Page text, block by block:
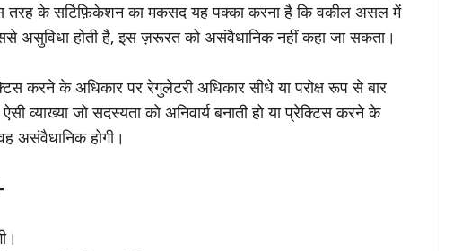
तरह के सर्टिफ़िकेशन का मकसद यह पक्का करना है कि वकील असल में
असुविधा होती है, इस ज़रूरत को असंवैधानिक नहीं कहा जा सकता।
करने के अधिकार पर रेगुलेटरी अधिकार सीधे या परोक्ष रूप से बार
व्याख्या जो सदस्यता को अनिवार्य बनाती हो या प्रेक्टिस करने के
असंवैधानिक होगी।